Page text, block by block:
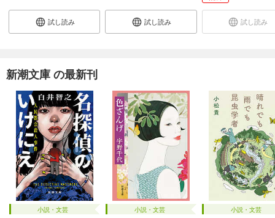
試し読み 試し読み 試し読み
新潮文庫 の最新刊
小説・文芸 小説・文芸 小説・文芸